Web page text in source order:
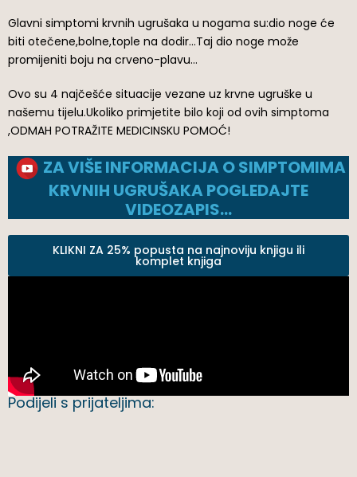
Glavni simptomi krvnih ugrušaka u nogama su:dio noge će
biti otečene,bolne,tople na dodir…Taj dio noge može
promijeniti boju na crveno-plavu…
Ovo su 4 najčešće situacije vezane uz krvne ugruške u
našemu tijelu.Ukoliko primjetite bilo koji od ovih simptoma
,ODMAH POTRAŽITE MEDICINSKU POMOĆ!
ZA VIŠE INFORMACIJA O SIMPTOMIMA
KRVNIH UGRUŠAKA POGLEDAJTE
VIDEOZAPIS…
KLIKNI ZA 25% popusta na najnoviju knjigu ili
komplet knjiga
Podijeli s prijateljima: